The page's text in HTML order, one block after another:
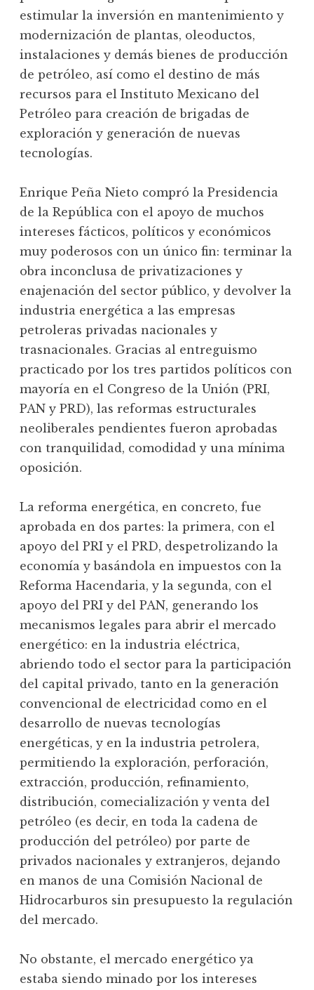
estimular la inversión en mantenimiento y
modernización de plantas, oleoductos,
instalaciones y demás bienes de producción
de petróleo, así como el destino de más
recursos para el Instituto Mexicano del
Petróleo para creación de brigadas de
exploración y generación de nuevas
tecnologías.
Enrique Peña Nieto compró la Presidencia
de la República con el apoyo de muchos
intereses fácticos, políticos y económicos
muy poderosos con un único fin: terminar la
obra inconclusa de privatizaciones y
enajenación del sector público, y devolver la
industria energética a las empresas
petroleras privadas nacionales y
trasnacionales. Gracias al entreguismo
practicado por los tres partidos políticos con
mayoría en el Congreso de la Unión (PRI,
PAN y PRD), las reformas estructurales
neoliberales pendientes fueron aprobadas
con tranquilidad, comodidad y una mínima
oposición.
La reforma energética, en concreto, fue
aprobada en dos partes: la primera, con el
apoyo del PRI y el PRD, despetrolizando la
economía y basándola en impuestos con la
Reforma Hacendaria, y la segunda, con el
apoyo del PRI y del PAN, generando los
mecanismos legales para abrir el mercado
energético: en la industria eléctrica,
abriendo todo el sector para la participación
del capital privado, tanto en la generación
convencional de electricidad como en el
desarrollo de nuevas tecnologías
energéticas, y en la industria petrolera,
permitiendo la exploración, perforación,
extracción, producción, refinamiento,
distribución, comecialización y venta del
petróleo (es decir, en toda la cadena de
producción del petróleo) por parte de
privados nacionales y extranjeros, dejando
en manos de una Comisión Nacional de
Hidrocarburos sin presupuesto la regulación
del mercado.
No obstante, el mercado energético ya
estaba siendo minado por los intereses